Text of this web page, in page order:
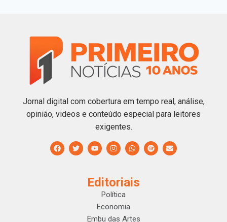
Jornal digital com cobertura em tempo real, análise,
opinião, videos e conteúdo especial para leitores
exigentes.
Editoriais
Política
Economia
Embu das Artes